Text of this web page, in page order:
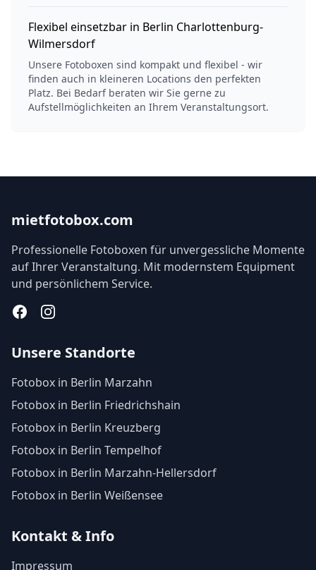
Flexibel einsetzbar in Berlin Charlottenburg-
Wilmersdorf
Unsere Fotoboxen sind kompakt und flexibel - wir
finden auch in kleineren Locations den perfekten
Platz. Bei Bedarf beraten wir Sie gerne zu
Aufstellmöglichkeiten an Ihrem Veranstaltungsort.
mietfotobox.com
Professionelle Fotoboxen für unvergessliche Momente
auf Ihrer Veranstaltung. Mit modernstem Equipment
und persönlichem Service.
FacebookInstagram
Unsere Standorte
Fotobox in Berlin Marzahn
Fotobox in Berlin Friedrichshain
Fotobox in Berlin Kreuzberg
Fotobox in Berlin Tempelhof
Fotobox in Berlin Marzahn-Hellersdorf
Fotobox in Berlin Weißensee
Kontakt & Info
Impressum